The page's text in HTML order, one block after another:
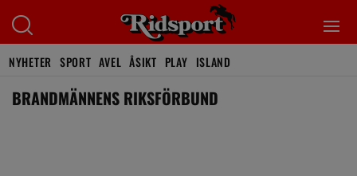
NYHETER SPORT AVEL ÅSIKT PLAY ISLAND
BRANDMÄNNENS RIKSFÖRBUND